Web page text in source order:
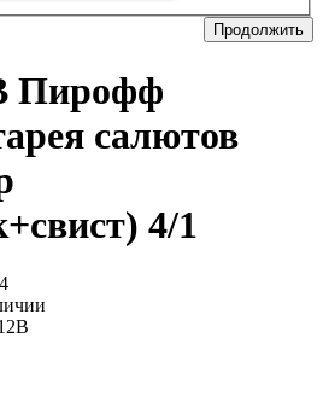
Продолжить
Пирофф
салютов
4/1